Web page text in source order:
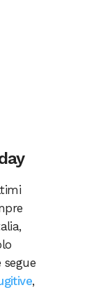
segue
,